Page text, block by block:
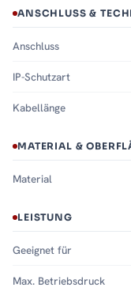
ANSCHLUSS &
Anschluss
IP-Schutzart
Kabellänge
MATERIAL &
Material
LEISTUNG
Geeignet für
Max. Betriebsdruck